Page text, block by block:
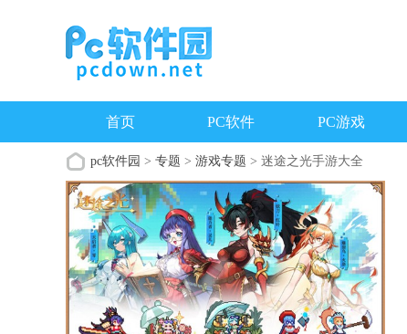
首页 PC软件 PC游戏
pc软件园 > 专题 > 游戏专题 > 迷途之光手游大全